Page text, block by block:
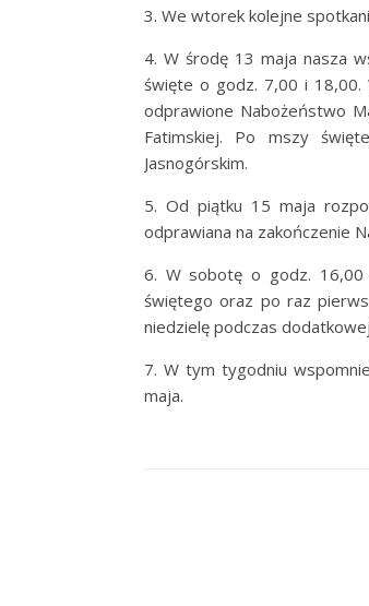
3. We wtorek kolejne
4. W środę 13 maja nasza
święte o godz. 7,00 i 18,00.
odprawione Nabożeństwo
Fatimskiej. Po mszy
Jasnogórskim.
5. Od piątku 15 maja
odprawiana na zakończenie
6. W sobotę o godz. 16,00
świętego oraz po raz
niedzielę podczas
7. W tym tygodniu
maja.